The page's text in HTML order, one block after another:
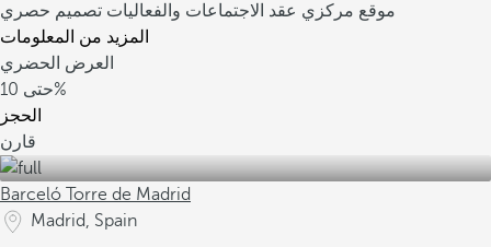
موقع مركزي عقد الاجتماعات والفعاليات تصميم حصري
المزيد من المعلومات
العرض الحضري
حتى10%
الحجز
قارن
Barceló Torre de Madrid
Madrid, Spain